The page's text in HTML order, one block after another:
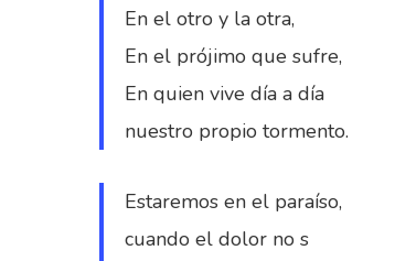
En el otro y la otra,
En el prójimo que sufre,
En quien vive día a día
nuestro propio tormento.
Estaremos en el paraíso,
cuando el dolor no s